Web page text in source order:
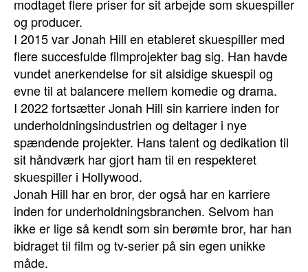
modtaget flere priser for sit arbejde som skuespiller
og producer.
I 2015 var Jonah Hill en etableret skuespiller med
flere succesfulde filmprojekter bag sig. Han havde
vundet anerkendelse for sit alsidige skuespil og
evne til at balancere mellem komedie og drama.
I 2022 fortsætter Jonah Hill sin karriere inden for
underholdningsindustrien og deltager i nye
spændende projekter. Hans talent og dedikation til
sit håndværk har gjort ham til en respekteret
skuespiller i Hollywood.
Jonah Hill har en bror, der også har en karriere
inden for underholdningsbranchen. Selvom han
ikke er lige så kendt som sin berømte bror, har han
bidraget til film og tv-serier på sin egen unikke
måde.